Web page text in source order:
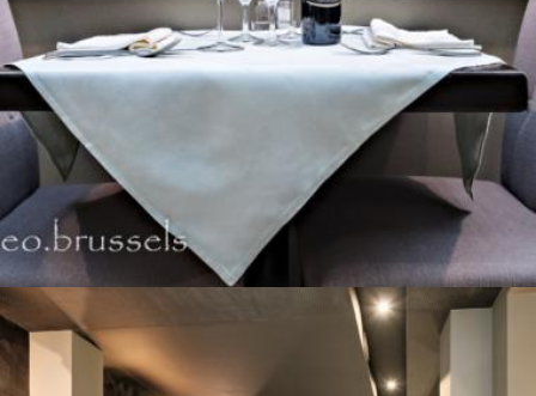
NOS TABLES . . .